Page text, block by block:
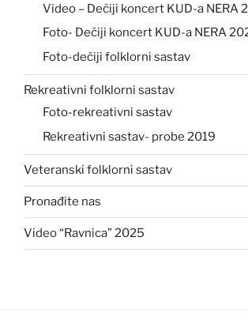
Video – Dečiji koncert KUD-a NERA
Foto- Dečiji koncert KUD-a NERA
Foto-dečiji folklorni sastav
Rekreativni folklorni sastav
Foto-rekreativni sastav
Rekreativni sastav- probe 2019
Veteranski folklorni sastav
Pronađite nas
Video “Ravnica” 2025